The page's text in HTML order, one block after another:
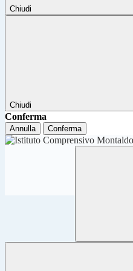
Chiudi
Chiudi
Conferma
Annulla Conferma